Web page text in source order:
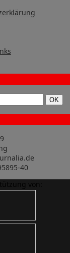
Suchen
OK
40